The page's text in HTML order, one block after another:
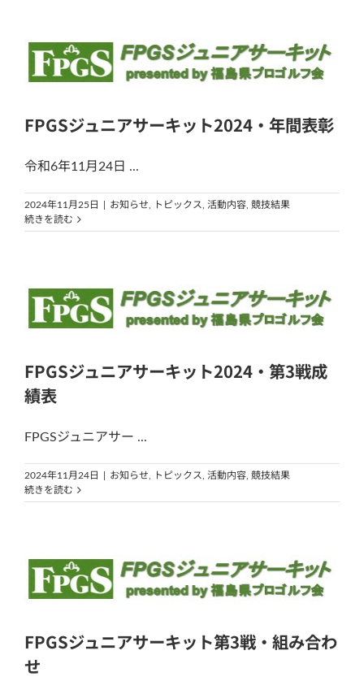
FPGSジュニアサーキット2024・年間表彰
令和6年11月24日 ...
2024年11月25日 お知らせ トピックス 活動内容 競技結果
続きを読む
FPGSジュニアサーキット2024・第3戦成
績表
FPGSジュニアサー ...
2024年11月24日 お知らせ トピックス 活動内容 競技結果
続きを読む
FPGSジュニアサーキット第3戦・組み合わ
せ